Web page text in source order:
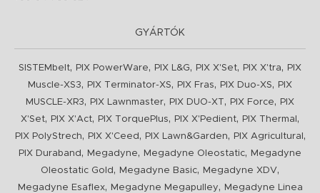
GYÁRTÓK
SISTEMbelt, PIX PowerWare, PIX L&G, PIX X'Set, PIX X'tra,
PIX
Muscle-XS3, PIX Terminator-XS, PIX Fras, PIX Duo-XS,
PIX
MUSCLE-XR3, PIX Lawnmaster, PIX DUO-XT, PIX Force,
PIX
X'Set, PIX X'Act, PIX TorquePlus, PIX X'Pedient, PIX Thermal ,
PIX PolyStrech, PIX X'Ceed , PIX Lawn&Garden, PIX Agricultural ,
PIX Duraband , Megadyne, Megadyne Oleostatic,
Megadyne
Oleostatic Gold , Megadyne Basic, Megadyne XDV,
Megadyne Esaflex, Megadyne Megapulley,
Megadyne Linea